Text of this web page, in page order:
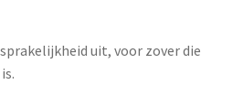
uit, voor zover die